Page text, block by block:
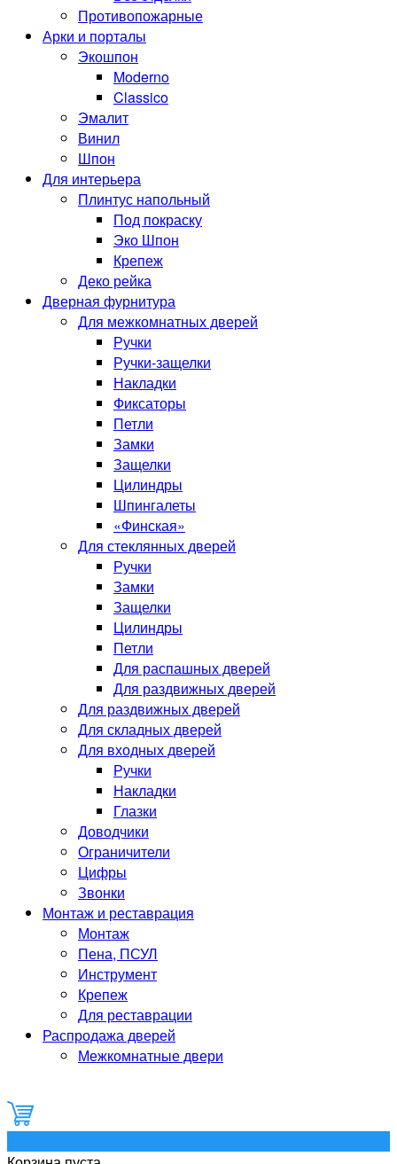
Противопожарные
Арки и порталы
Экошпон
Moderno
Classico
Эмалит
Винил
Шпон
Для интерьера
Плинтус напольный
Под покраску
Эко Шпон
Крепеж
Деко рейка
Дверная фурнитура
Для межкомнатных дверей
Ручки
Ручки-защелки
Накладки
Фиксаторы
Петли
Замки
Защелки
Цилиндры
Шпингалеты
«Финская»
Для стеклянных дверей
Ручки
Замки
Защелки
Цилиндры
Петли
Для распашных дверей
Для раздвижных дверей
Для раздвижных дверей
Для складных дверей
Для входных дверей
Ручки
Накладки
Глазки
Доводчики
Ограничители
Цифры
Звонки
Монтаж и реставрация
Монтаж
Пена, ПСУЛ
Инструмент
Крепеж
Для реставрации
Распродажа дверей
Межкомнатные двери